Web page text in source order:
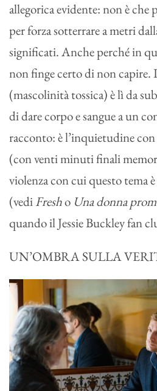
allegorica evidente: non è che
per forza sotterrare a metri
significati. Anche perché in
non finge certo di non capire.
(mascolinità tossica) è lì da
di dare corpo e sangue a un
racconto: è l’inquietudine
(con venti minuti finali
violenza con cui questo tema
(vediFresho Una donna
quando il Jessie Buckley fan
UN’OMBRA SULLA